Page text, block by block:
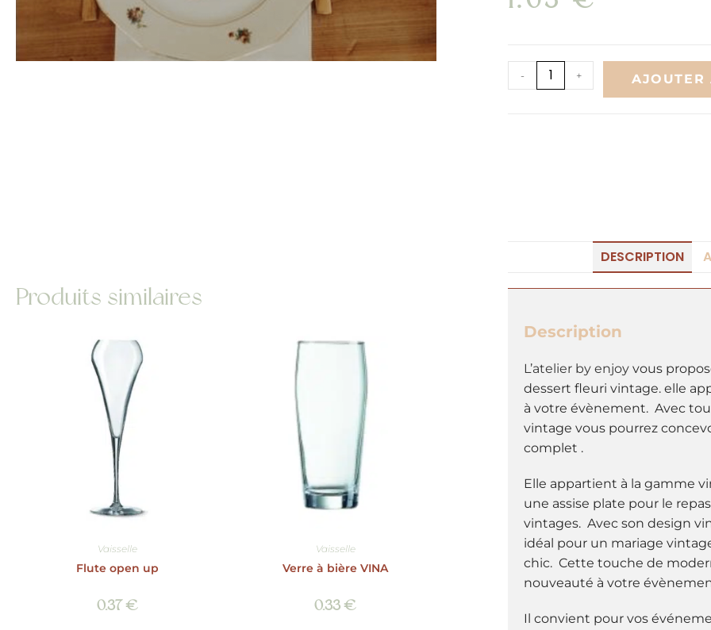
- + AJOUTER
Produits similaires
Vaisselle
Flute open up
0.37€
Vaisselle
Verre à bière VINA
0.33 €
DESCRIPTION
Description
L’atelier by enjoy vous
dessert fleuri vintage. elle
à votre évènement. Avec
vintage vous pourrez
complet .
Elle appartient à la gamme
une assise plate pour le
vintages. Avec son design
idéal pour un mariage
chic. Cette touche de
nouveauté à votre
Il convient pour vos